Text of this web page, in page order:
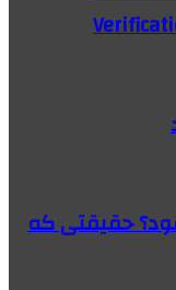
حقیقتی که